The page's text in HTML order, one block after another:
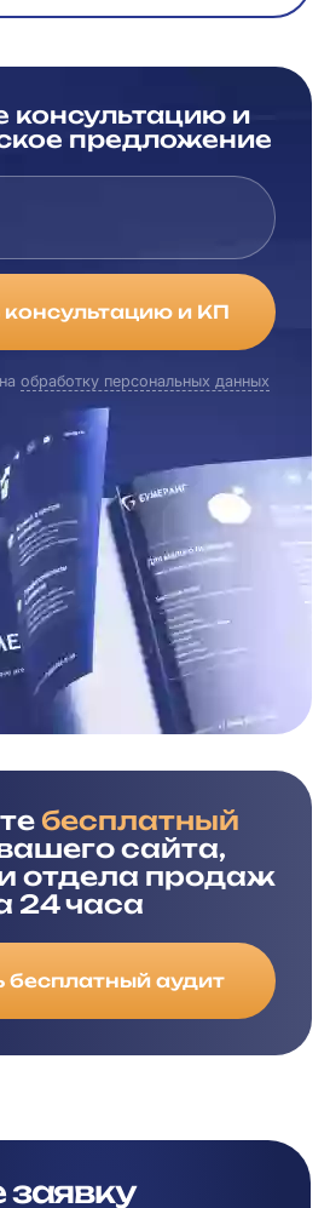
консультацию и
предложение
консультацию и КП
обработку персональных данных
бесплатный
сайта,
отдела продаж
24 часа
бесплатный аудит
заявку